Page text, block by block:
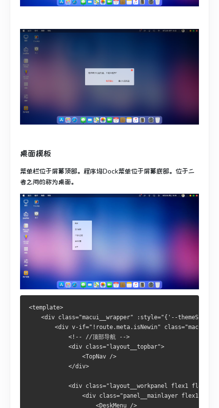
桌面模板
菜单栏位于屏幕顶部。程序坞Dock菜单位于屏幕底部。位于二
者之间的称为桌面。
<template>
<div class="macui__wrapper" :style="{'--themeSkin':
<div v-if="!route.meta.isNewin"
            <!-- //顶部导航 -->
            <div class="layout__topbar">
                <TopNav />
            </div>
<div class="layout__workpanel flex1
<div class="panel__mainlayer flex1
                    <DeskMenu />